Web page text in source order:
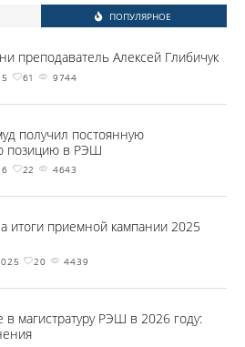
ПОПУЛЯРНОЕ
преподаватель Алексей Глибичук
61 9744
получил постоянную
позицию в РЭШ
22 4643
итоги приемной кампании 2025
20 4439
в магистратуру РЭШ в 2026 году: